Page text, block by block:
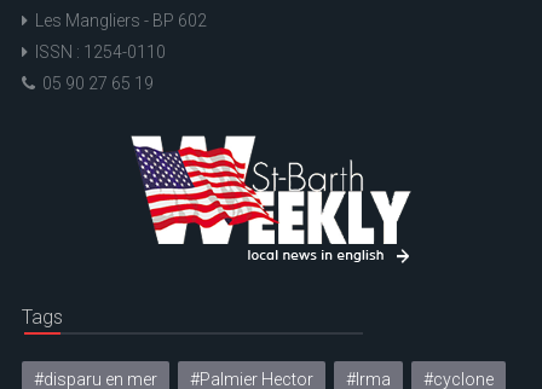
Les Mangliers - BP 602
ISSN : 1254-0110
05 90 27 65 19
Tags
#disparu en mer #Palmier Hector #Irma #cyclone